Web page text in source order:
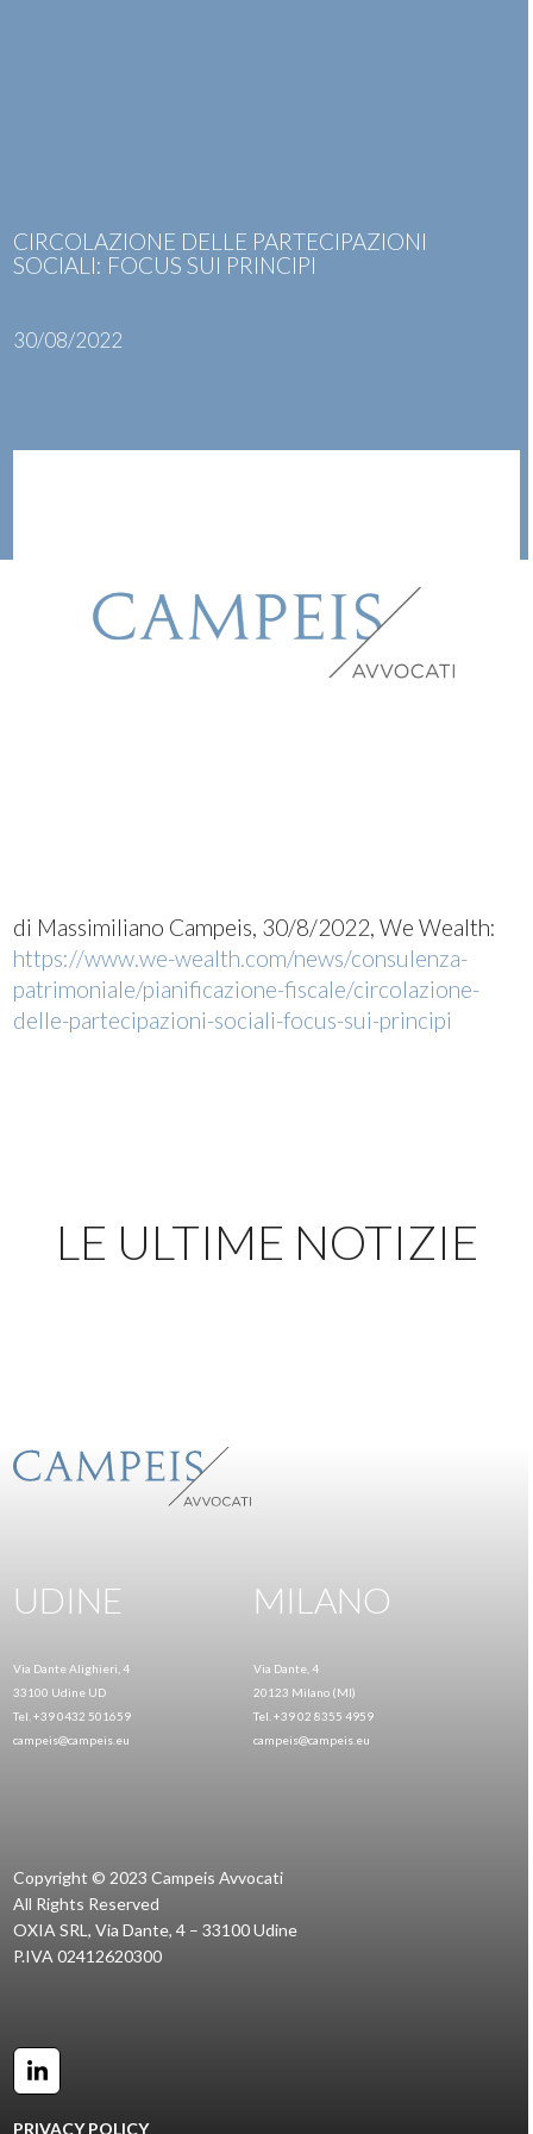
CIRCOLAZIONE DELLE PARTECIPAZIONI
SOCIALI: FOCUS SUI PRINCIPI
30/08/2022
di Massimiliano Campeis, 30/8/2022, We Wealth:
https://www.we-wealth.com/news/consulenza-
patrimoniale/pianificazione-fiscale/circolazione-
delle-partecipazioni-sociali-focus-sui-principi
LE ULTIME NOTIZIE
UDINE
Via Dante Alighieri, 4
33100 Udine UD
Tel. +39 0432 501659
campeis@campeis.eu
MILANO
Via Dante, 4
20123 Milano (MI)
Tel. +39 02 8355 4959
campeis@campeis.eu
Copyright © 2023 Campeis Avvocati
All Rights Reserved
OXIA SRL, Via Dante, 4 – 33100 Udine
P.IVA 02412620300
LinkedIn
PRIVACY POLICY